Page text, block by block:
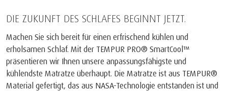
DIE ZUKUNFT DES SCHLAFES BEGINNT JETZT.
Machen Sie sich bereit für einen erfrischend kühlen und
erholsamen Schlaf. Mit der TEMPUR PRO® SmartCool™
präsentieren wir Ihnen unsere anpassungsfähigste und
kühlendste Matratze überhaupt. Die Matratze ist aus TEMPUR®
Material gefertigt, das aus NASA-Technologie entstanden ist und